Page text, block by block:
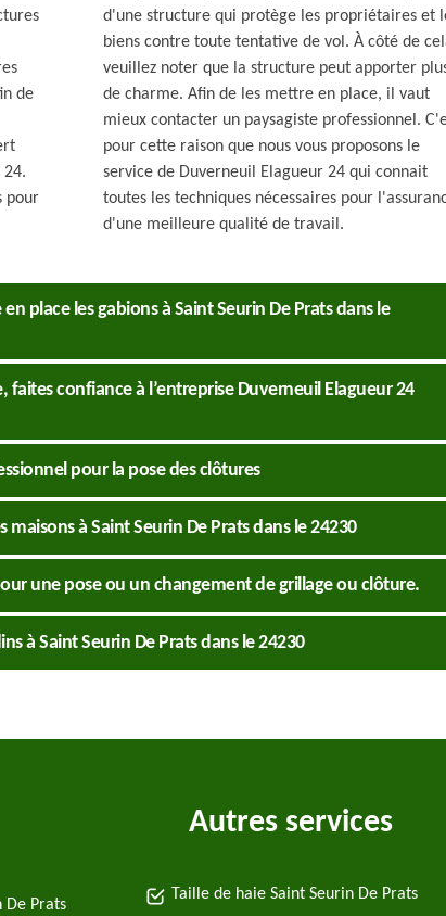
de
pour
d'une structure qui protège les propriétaires et
biens contre toute tentative de vol. À côté de
veuillez noter que la structure peut apporter
de charme. Afin de les mettre en place, il vaut
mieux contacter un paysagiste professionnel.
pour cette raison que nous vous proposons le
service de Duverneuil Elagueur 24 qui connait
toutes les techniques nécessaires pour
d'une meilleure qualité de travail.
place les gabions à Saint Seurin De Prats dans le
confiance à l’entreprise Duverneuil Elagueur 24
pour la pose des clôtures
à Saint Seurin De Prats dans le 24230
une pose ou un changement de grillage ou clôture.
à Saint Seurin De Prats dans le 24230
Autres services
De Prats
Taille de haie Saint Seurin De Prats